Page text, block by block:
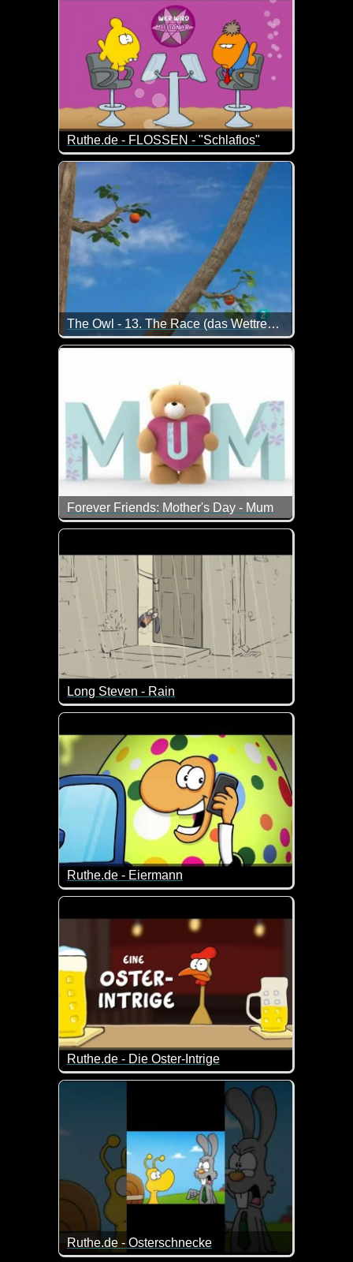
Ruthe.de - FLOSSEN - "Schlaflos"
Ist doch spitze, wenn einer nicht schlafen kann
The Owl - 13. The Race (das Wettrennen)
Die Eule sieht am Anfang hier noch ganz gut aus,
Forever Friends: Mother's Day - Mum
Mama ist die Beste...
Long Steven - Rain
Bei dem Sauwetter hat Steven ganz offensichtlich
Ruthe.de - Eiermann
Man sollte keine falschen Versprechungen
Ruthe.de - Die Oster-Intrige
Was läuft denn da für eine Verschwörung? ;-)
Ruthe.de - Osterschnecke